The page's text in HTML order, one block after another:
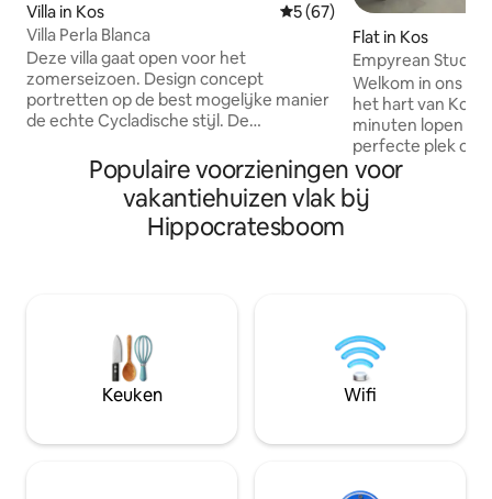
Villa in Kos Gemiddelde beoordeling
5 (67)
Villa Perla Blanca
Deze villa gaat open voor het
zomerseizoen. Design concept
portretten op de best mogelijke manier
de echte Cycladische stijl. De
minimalistische element, bieden de
ideale bestemming voor diegenen die
op zoek zijn naar sereniteit ,rust en
ontspanning. Villa Perla Blanca " is de
belichaming van elegantie in eenvoud en
Hippocrates voor ogen hebben. Op een
ongeëvenaarde locatie, versterkt door
moderne gemakken.
Flat in Kos
Empyrean Studio
Welkom in ons
het hart van Kos-
minuten lopen
perfecte plek om
genieten. Het
comfortabel en
alles wat je nodig
allemaal op
de ideale
Kos te verkennen.
Populaire voorzieningen voor
vakantiehuizen vlak bij
Hippocratesboom
Keuken Wifi